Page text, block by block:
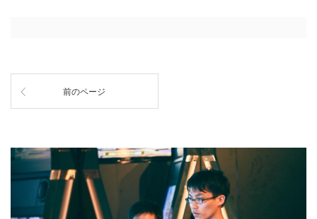
前のページ